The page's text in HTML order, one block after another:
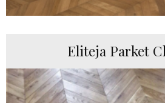
Eliteja Parket